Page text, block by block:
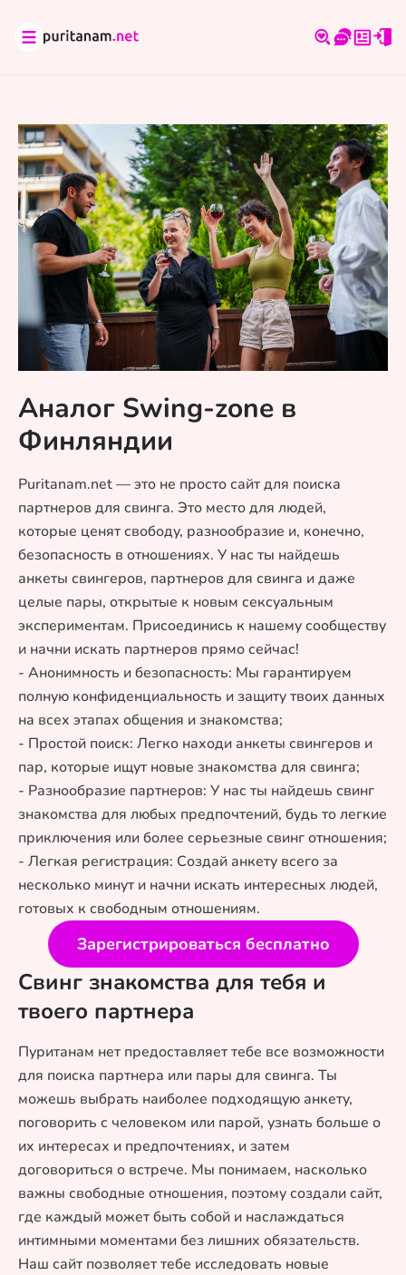
Аналог Swing-zone в
Финляндии
Puritanam.net — это не просто сайт для поиска
партнеров для свинга. Это место для людей,
которые ценят свободу, разнообразие и, конечно,
безопасность в отношениях. У нас ты найдешь
анкеты свингеров, партнеров для свинга и даже
целые пары, открытые к новым сексуальным
экспериментам. Присоединись к нашему сообществу
и начни искать партнеров прямо сейчас!
- Анонимность и безопасность: Мы гарантируем
полную конфиденциальность и защиту твоих данных
на всех этапах общения и знакомства;
- Простой поиск: Легко находи анкеты свингеров и
пар, которые ищут новые знакомства для свинга;
- Разнообразие партнеров: У нас ты найдешь свинг
знакомства для любых предпочтений, будь то легкие
приключения или более серьезные свинг отношения;
- Легкая регистрация: Создай анкету всего за
несколько минут и начни искать интересных людей,
готовых к свободным отношениям.
Зарегистрироваться бесплатно
Свинг знакомства для тебя и
твоего партнера
Пуританам нет предоставляет тебе все возможности
для поиска партнера или пары для свинга. Ты
можешь выбрать наиболее подходящую анкету,
поговорить с человеком или парой, узнать больше о
их интересах и предпочтениях, и затем
договориться о встрече. Мы понимаем, насколько
важны свободные отношения, поэтому создали сайт,
где каждый может быть собой и наслаждаться
интимными моментами без лишних обязательств.
Наш сайт позволяет тебе исследовать новые